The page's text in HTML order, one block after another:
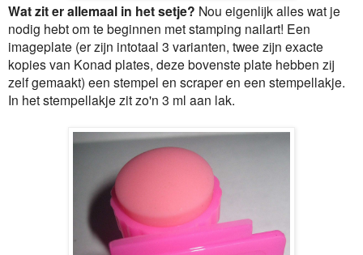
Wat zit er allemaal in het setje? Nou eigenlijk alles wat je
nodig hebt om te beginnen met stamping nailart! Een
imageplate (er zijn intotaal 3 varianten, twee zijn exacte
kopies van Konad plates, deze bovenste plate hebben zij
zelf gemaakt) een stempel en scraper en een stempellakje.
In het stempellakje zit zo'n 3 ml aan lak.